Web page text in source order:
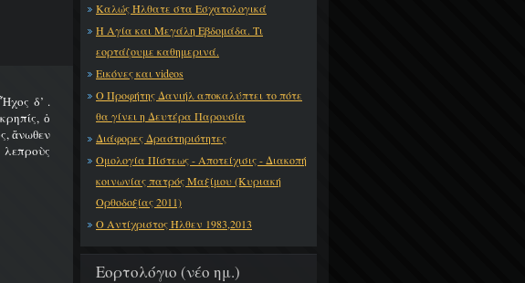
Καλώς Ήλθατε στα Εσχατολογικά
Η Αγία και Μεγάλη Εβδομάδα. Τι
εορτάζουμε καθημερινά.
Εικόνες και videos
Ο Προφήτης Δανιήλ αποκαλύπτει το πότε
θα γίνει η Δευτέρα Παρουσία
Διάφορες Δραστηριότητες
Ομολογία Πίστεως - Αποτείχισις - Διακοπή
κοινωνίας πατρός Μαξίμου (Κυριακή
Ορθοδοξίας 2011)
Ο Αντίχριστος Ήλθεν 1983,2013
Εορτολόγιο (νέο ημ.)
δ’ .
ὁ
ἄνωθεν